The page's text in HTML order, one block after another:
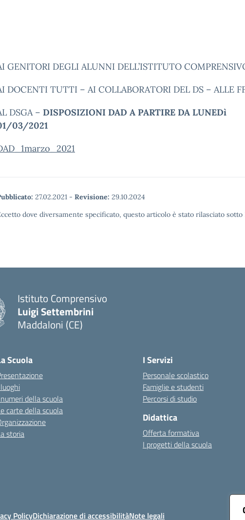
GENITORI DEGLI ALUNNI DELL’ISTITUTO
DOCENTI TUTTI – AI COLLABORATORI DEL DS – ALLE
DSGA – DISPOSIZIONI DAD A PARTIRE DA LUNEDì
03/2021
27.02.2021 - Revisione: 29.10.2024
dove diversamente specificato, questo articolo è stato rilasciato
Istituto Comprensivo
Luigi Settembrini
Maddaloni (CE)
Scuola
della scuola
carte della scuola
storia
I Servizi
Personale scolastico
Famiglie e studenti
Percorsi di studio
Didattica
Offerta formativa
I progetti della scuola
PolicyDichiarazione di accessibilitàNote legali